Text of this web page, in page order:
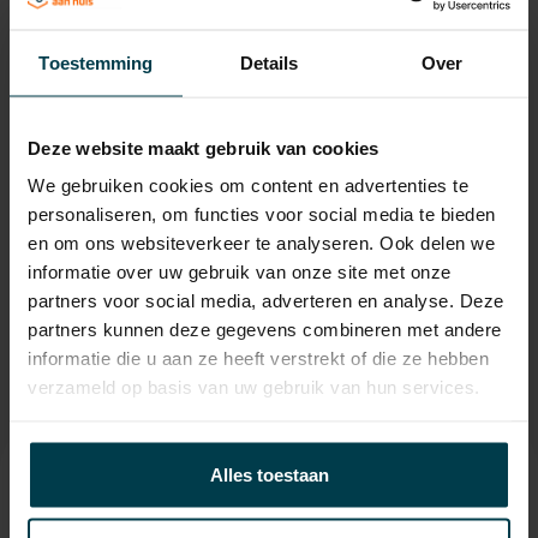
Toestemming Details Over
Deze website maakt gebruik van cookies
We gebruiken cookies om content en advertenties te
personaliseren, om functies voor social media te bieden
en om ons websiteverkeer te analyseren. Ook delen we
informatie over uw gebruik van onze site met onze
partners voor social media, adverteren en analyse. Deze
partners kunnen deze gegevens combineren met andere
informatie die u aan ze heeft verstrekt of die ze hebben
verzameld op basis van uw gebruik van hun services.
Alles toestaan
Onderhoudsboekje
Energielabel
Gemiddeld verbruik
8.1 L/100KM
Wegenbelasting min
€ 280 /kwartaal
Contact informatie